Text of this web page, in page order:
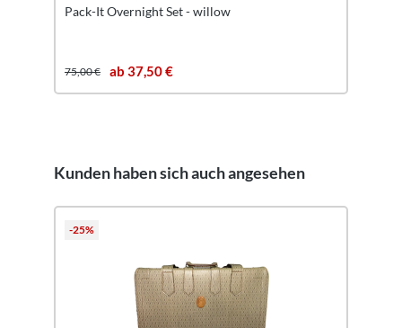
Pack-It Overnight Set - willow
75,00 € ab 37,50 €
Produktgalerie überspringen
Kunden haben sich auch angesehen
-25%